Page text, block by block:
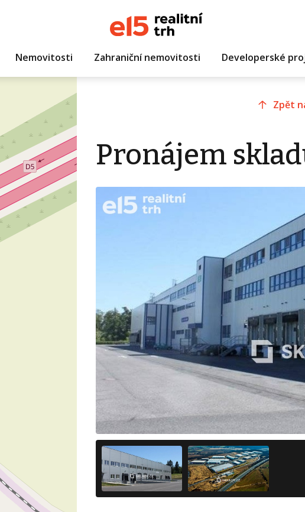
Nemovitosti Zahraniční nemovitosti Developerské
Zpět
Pronájem